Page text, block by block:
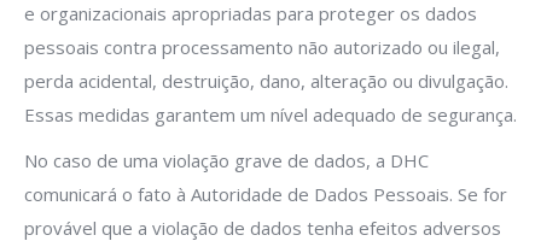
e organizacionais apropriadas para proteger os dados
pessoais contra processamento não autorizado ou ilegal,
perda acidental, destruição, dano, alteração ou divulgação.
Essas medidas garantem um nível adequado de segurança.
No caso de uma violação grave de dados, a DHC
comunicará o fato à Autoridade de Dados Pessoais. Se for
provável que a violação de dados tenha efeitos adversos